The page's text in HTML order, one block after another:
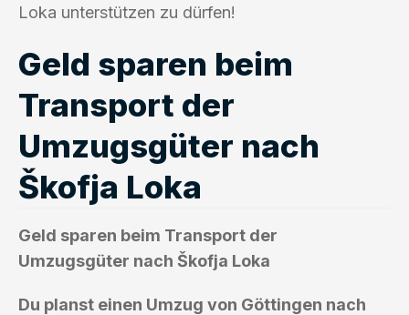
Loka unterstützen zu dürfen!
Geld sparen beim
Transport der
Umzugsgüter nach
Škofja Loka
Geld sparen beim Transport der
Umzugsgüter nach Škofja Loka
Du planst einen Umzug von Göttingen nach